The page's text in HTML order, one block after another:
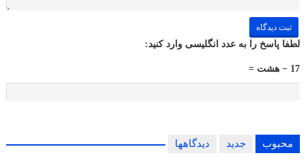
لطفا پاسخ را به عدد انگلیسی وارد کنید:
17 − هشت =
محبوب جدید دیدگاهها